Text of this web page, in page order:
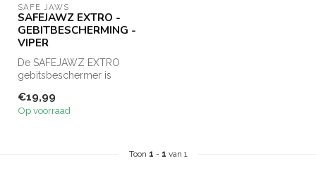
SAFE JAWS
SAFEJAWZ EXTRO -
GEBITBESCHERMING -
VIPER
De SAFEJAWZ EXTRO
gebitsbeschermer is
vechtsporters die geen
comp...
€19,99
Op voorraad
Toon 1 - 1 van 1